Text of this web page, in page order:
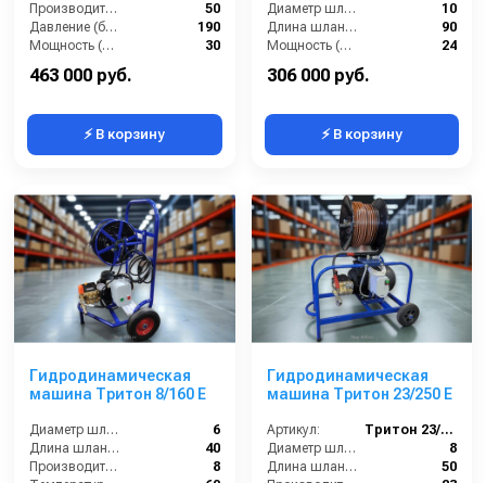
Производительность (л/мин):
50
Давление (бар):
190
Мощность (л.с.):
30
463 000 руб.
⚡ В корзину
Диаметр шланга (⌀) мм::
10
Длина шланга (м):
90
Мощность (л/с):
24
306 000 руб.
⚡ В корзину
Гидродинамическая
машина Тритон 8/160 Е
Диаметр шланга (⌀) мм::
6
Длина шланга (м):
40
Производительность (л/мин):
8
Гидродинамическая
машина Тритон 23/250 Е
Артикул:
Тритон 23/250 Е
Диаметр шланга (⌀) мм::
8
Длина шланга (м):
50